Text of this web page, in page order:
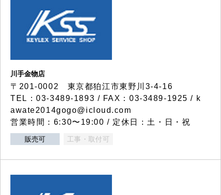
川手金物店
〒201-0002 東京都狛江市東野川3-4-16
TEL：03-3489-1893 / FAX：03-3489-1925 / k
awate2014gogo@icloud.com
営業時間：6:30〜19:00 / 定休日：土・日・祝
販売可 工事・取付可